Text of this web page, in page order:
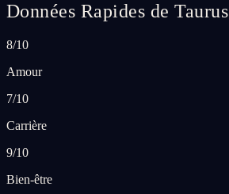
Données Rapides de Taurus
8/10
Amour
7/10
Carrière
9/10
Bien-être